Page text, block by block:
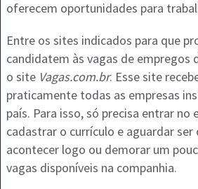
oferecem oportunidades para
Entre os sites indicados para que
candidatem às vagas de empregos
o site Vagas.com.br. Esse site
praticamente todas as empresas
país. Para isso, só precisa entrar no
cadastrar o currículo e aguardar
acontecer logo ou demorar um
vagas disponíveis na companhia.